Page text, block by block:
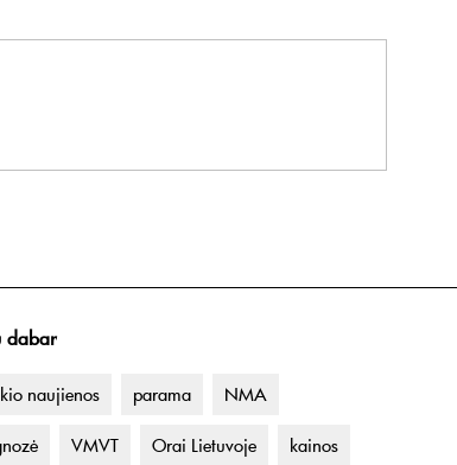
dabar
naujienos parama NMA
VMVT Orai Lietuvoje kainos